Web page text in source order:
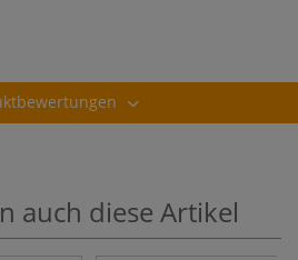
auch diese Artikel